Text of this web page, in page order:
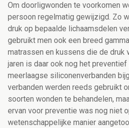
Om doorligwonden te voorkomen
persoon regelmatig gewijzigd. Zo
druk op bepaalde lichaamsdelen
gebruikt men ook een breed
matrassen en kussens die de druk
jaren is daar ook nog het preventief
meerlaagse siliconenverbanden
verbanden werden reeds gebruikt
soorten wonden te behandelen,
ervan voor preventie was nog niet
wetenschappelijke manier